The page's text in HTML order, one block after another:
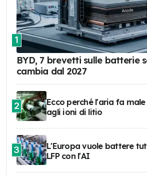
1
BYD, 7 brevetti sulle batterie
cambia dal 2027
2
Ecco perché l'aria fa
agli ioni di litio
3
L'Europa vuole battere
LFP con l'AI